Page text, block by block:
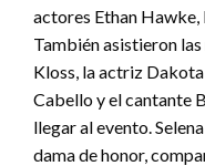
actores Ethan
También asistieron
Kloss, la actriz
Cabello y el cantante
llegar al evento.
dama de honor,